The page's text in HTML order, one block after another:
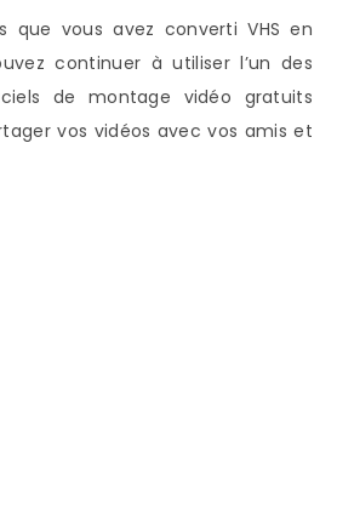
que vous avez converti VHS en
continuer à utiliser l’un des
de montage vidéo gratuits
vos vidéos avec vos amis et